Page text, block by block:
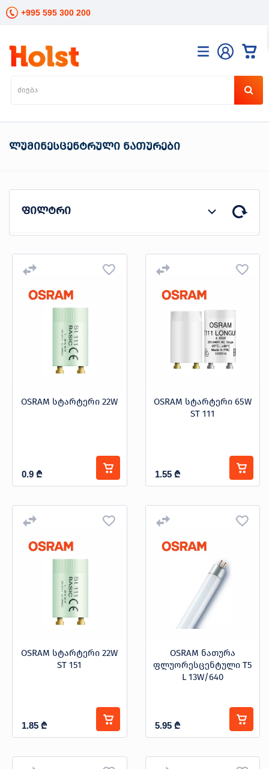
+995 595 300 200
ლუმინესცენტრული ნათურები
ფილტრი
პროდუტის ტიპი
T5
სპეციალური დანიშნულების
სტარტერი
სიმძლავრე W
ფერის ტემპერატურა
ვაზნის ტიპი
G5
OSRAM
OSRAM სტარტერი 22W
0.9 ₾
OSRAM სტარტერი 65W
ST 111
1.55 ₾
OSRAM სტარტერი 22W
ST 151
1.85 ₾
OSRAM ნათურა
ფლუორესცენტული T5
L 13W/640
5.95 ₾
კატალოგი
განათება
ინსტრუმენტები
ელექტრო
ინსტრუმენტები
და
გათბობა
მცენარეთა
სეზონური
პროდუქცია
შეთავაზებები ბრენდები
სოც.